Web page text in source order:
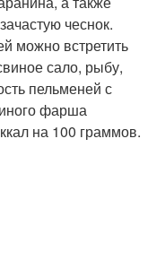
чеснок.
можно встретить
сало, рыбу,
пельменей с
фарша
на 100 граммов.